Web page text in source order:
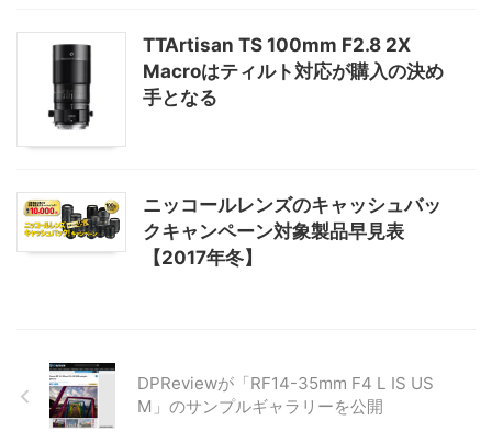
TTArtisan TS 100mm F2.8 2X
Macroはティルト対応が購入の決め
手となる
ニッコールレンズのキャッシュバッ
クキャンペーン対象製品早見表
【2017年冬】
DPReviewが「RF14-35mm F4 L IS US
M」のサンプルギャラリーを公開